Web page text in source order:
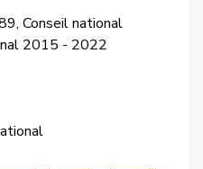
Conseil national
2015 - 2022